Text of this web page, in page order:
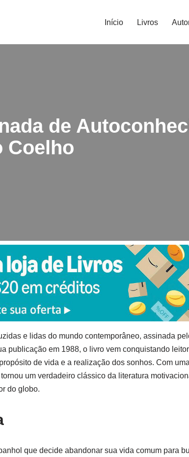
Início Livros
de
Coelho
e lidas do mundo contemporâneo, assinada
publicação em 1988, o livro vem conquistando
de vida e a realização dos sonhos. Com uma
um verdadeiro clássico da literatura
do globo.
que decide abandonar sua vida comum para